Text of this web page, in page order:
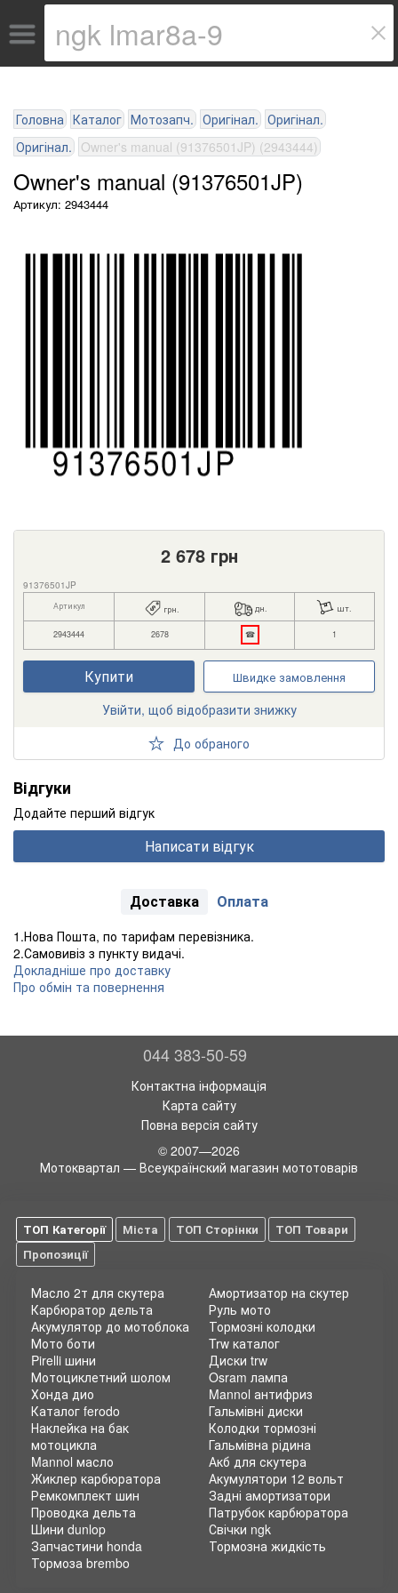
Головна Каталог Мотозапч. Оригінал. Оригінал.
Оригінал. Owner's manual (91376501JP) (2943444)
Owner's manual (91376501JP)
Артикул: 2943444
2 678грн
91376501JP
Артикул грн. дн. шт.
2943444 2678 ☎ 1
Купити Швидке замовлення
Увійти, щоб відобразити знижку
До обраного
Відгуки
Додайте перший відгук
Написати відгук
Доставка Оплата
1.Нова Пошта, по тарифам перевізника.
2.Самовивіз з пункту видачі.
Докладніше про доставку
Про обмін та повернення
044 383-50-59
Контактна інформація
Карта сайту
Повна версія сайту
© 2007—2026
Мотоквартал — Всеукраїнский магазин мототоварів
ТОП Категорії Міста ТОП Сторінки
ТОП Товари
Пропозиції
Масло 2т для скутера
Карбюратор дельта
Акумулятор до мотоблока
Мото боти
Pirelli шини
Мотоциклетний шолом
Хонда дио
Каталог ferodo
Амортизатор на скутер
Руль мото
Тормозні колодки
Trw каталог
Диски trw
Osram лампа
Mannol антифриз
Гальмівні диски
Наклейка на бак
мотоцикла
Mannol масло
Жиклер карбюратора
Ремкомплект шин
Проводка дельта
Шини dunlop
Запчастини honda
Тормоза brembo
Колодки тормозні
Гальмівна рідина
Акб для скутера
Акумулятори 12 вольт
Задні амортизатори
Патрубок карбюратора
Свічки ngk
Тормозна жидкість